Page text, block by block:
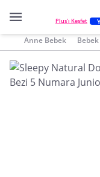
Plus'ı Keşfet
Anne Bebek